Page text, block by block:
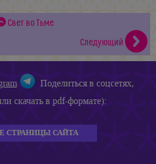
Свет во Тьме
Следующий
Поделиться в соцсетях,
скачать в pdf-формате):
СТРАНИЦЫ САЙТА